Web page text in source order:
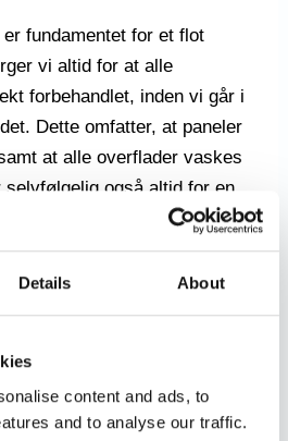
Details About
content and ads, to
and to analyse our traffic.
fundamentet for et flot
vi altid for at alle
forbehandlet, inden vi går i
Dette omfatter, at paneler
at alle overflader vaskes
også altid for en
områder, såsom tidligere
skrammer.
I HØJSÆDET
betyder også, at vi altid
og materialer, såsom